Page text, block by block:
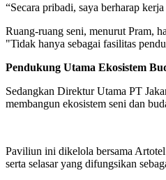
“Secara pribadi, saya berharap
Ruang-ruang seni, menurut Pram,
"Tidak hanya sebagai fasilitas
Pendukung Utama Ekosistem
Sedangkan Direktur Utama PT
membangun ekosistem seni dan
Paviliun ini dikelola bersama
serta selasar yang difungsikan